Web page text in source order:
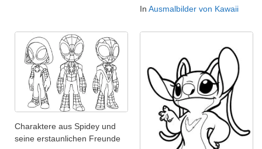
In Ausmalbilder von Kawaii
Charaktere aus Spidey und
seine erstaunlichen Freunde